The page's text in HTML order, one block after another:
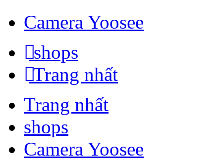
Camera Yoosee
shops
Trang nhất
Trang nhất
shops
Camera Yoosee